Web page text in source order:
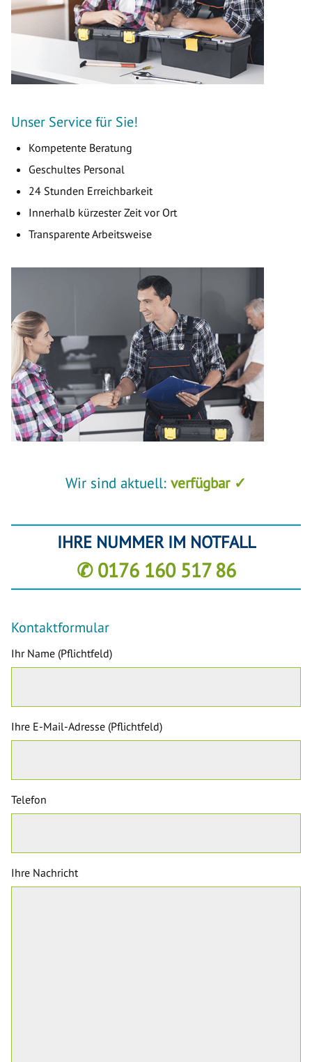
Unser Service für Sie!
Kompetente Beratung
Geschultes Personal
24 Stunden Erreichbarkeit
Innerhalb kürzester Zeit vor Ort
Transparente Arbeitsweise
Wir sind aktuell: verfügbar ✓
IHRE NUMMER IM NOTFALL
✆ 0176 160 517 86
Kontaktformular
Ihr Name (Pflichtfeld)
Ihre E-Mail-Adresse (Pflichtfeld)
Telefon
Ihre Nachricht